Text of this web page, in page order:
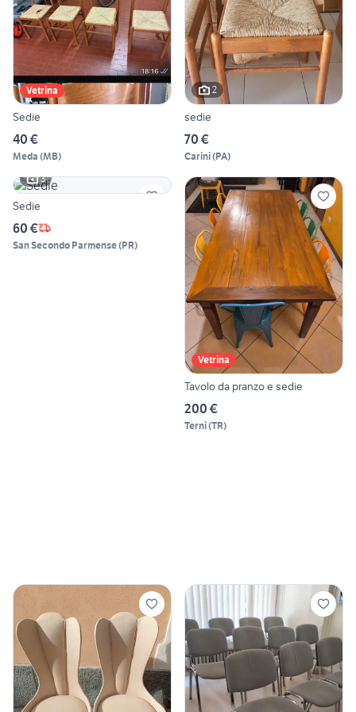
Vetrina
Sedie
40 €
Meda (MB)
2
sedie
70 €
Carini(PA)
3
Sedie
60 €
San Secondo Parmense(PR)
Vetrina
Tavolo da pranzo e sedie
200 €
Terni(TR)